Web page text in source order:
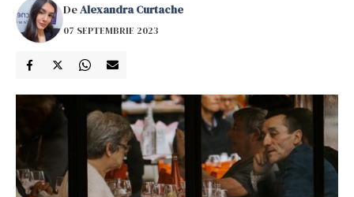
DeAlexandra Curtache
07 SEPTEMBRIE 2023